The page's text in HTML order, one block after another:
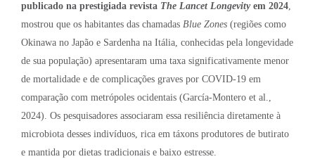
publicado na prestigiada revista The Lancet Longevityem 2024,
mostrou que os habitantes das chamadas Blue Zones (regiões como
Okinawa no Japão e Sardenha na Itália, conhecidas pela longevidade
de sua população) apresentaram uma taxa significativamente menor
de mortalidade e de complicações graves por COVID-19 em
comparação com metrópoles ocidentais (García-Montero et al.,
2024). Os pesquisadores associaram essa resiliência diretamente à
microbiota desses indivíduos, rica em táxons produtores de butirato
e mantida por dietas tradicionais e baixo estresse.